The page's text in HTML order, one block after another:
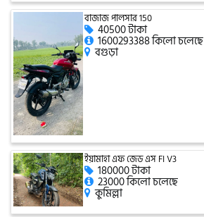
টারো
স্পীডার (Speeder)
এমা (Emma)
SINSKI
জিংফু
বাজাজ পালসার 150
40500 টাকা
1600293388 কিলো চলেছে
বগুড়া
ইয়ামাহা এফ জেড এস FI V3
180000 টাকা
23000 কিলো চলেছে
কুমিল্লা